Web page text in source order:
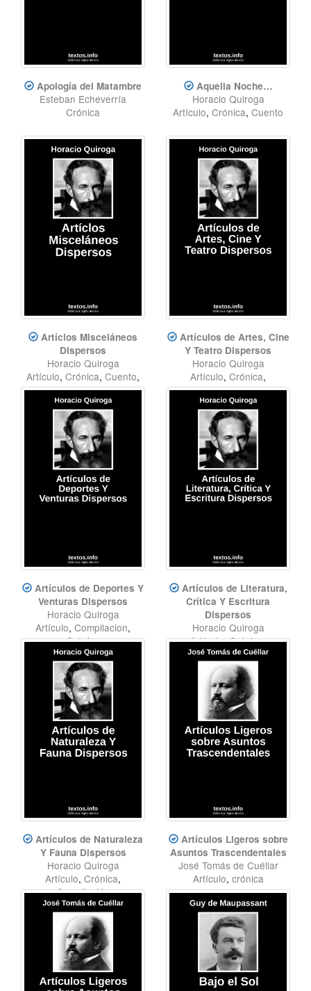
Apología del Matambre
Esteban Echeverría
Crónica
Aquella Noche…
Horacio Quiroga
Artículo, Crónica, Cuento
Artíclos Misceláneos
Dispersos
Horacio Quiroga
Artículo, Crónica, Cuento,
Compilación
Artículos de Artes, Cine
Y Teatro Dispersos
Horacio Quiroga
Artículo, Crónica,
Compilación
Artículos de Deportes Y
Venturas Dispersos
Horacio Quiroga
Artículo, Compilacion,
Crónica
Artículos de Literatura,
Crítica Y Escritura
Dispersos
Horacio Quiroga
Artículo,Crónica,
Compilación
Artículos de Naturaleza
Y Fauna Dispersos
Horacio Quiroga
Artículo, Crónica,
Compilación
Artículos Ligeros sobre
Asuntos Trascendentales
José Tomás de Cuéllar
Artículo, crónica